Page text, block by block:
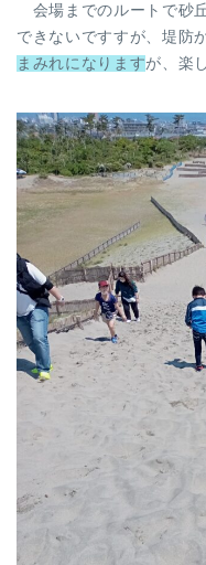
会場までのルートで砂
できないですすが、堤防
まみれになりますが、楽